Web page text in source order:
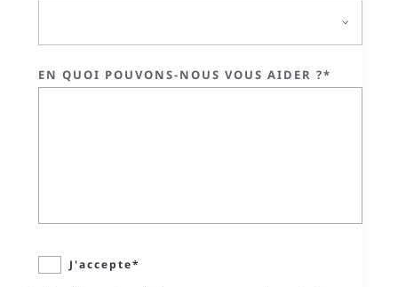
EN QUOI POUVONS-NOUS VOUS AIDER ?*
J'accepte*